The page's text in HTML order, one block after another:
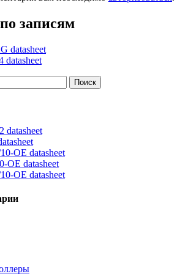
записям
datasheet
datasheet
datasheet
OE datasheet
OE datasheet
OE datasheet